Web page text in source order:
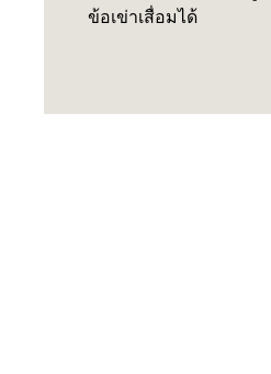
ข้อเข่าเสื่อมได้